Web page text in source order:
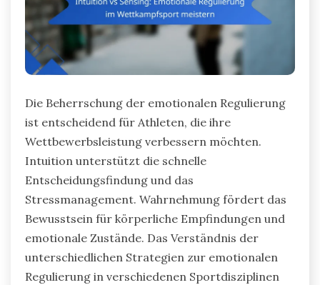
Die Beherrschung der emotionalen Regulierung
ist entscheidend für Athleten, die ihre
Wettbewerbsleistung verbessern möchten.
Intuition unterstützt die schnelle
Entscheidungsfindung und das
Stressmanagement. Wahrnehmung fördert das
Bewusstsein für körperliche Empfindungen und
emotionale Zustände. Das Verständnis der
unterschiedlichen Strategien zur emotionalen
Regulierung in verschiedenen Sportdisziplinen